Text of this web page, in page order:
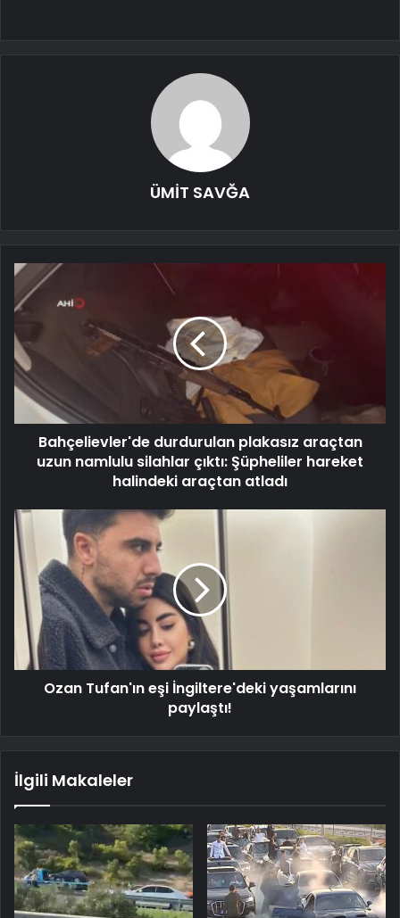
ÜMİT SAVĞA
Bahçelievler'de durdurulan plakasız araçtan
uzun namlulu silahlar çıktı: Şüpheliler hareket
halindeki araçtan atladı
Ozan Tufan'ın eşi İngiltere'deki yaşamlarını
paylaştı!
İlgili Makaleler